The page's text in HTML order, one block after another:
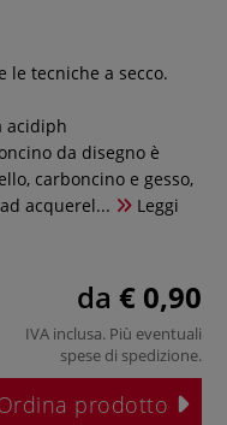
le tecniche a secco.
acidiph
da disegno è
carboncino e gesso,
acquerel...
Leggi
da € 0,90
IVA inclusa. Più eventuali
spese di spedizione.
prodotto